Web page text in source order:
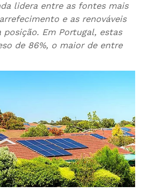
lidera entre as fontes mais
e as renováveis
Em Portugal, estas
de 86%, o maior de entre